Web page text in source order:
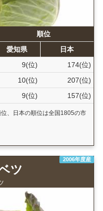
順位
愛知県
日本
9(位)
174(位)
10(位)
207(位)
9(位) 157(位)
、日本の順位は全国1805の市
2006年度産
ツ